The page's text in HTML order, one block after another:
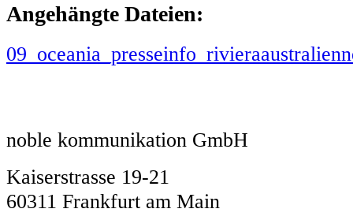
Angehängte Dateien:
noble kommunikation GmbH
Kaiserstrasse 19-21
60311 Frankfurt am Main